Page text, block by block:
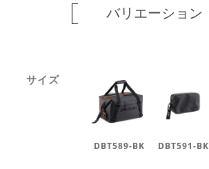
バリエーション
サイズ
DBT589-BK DBT591-BK